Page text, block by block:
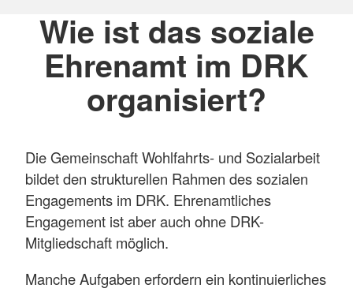
Wie ist das soziale
Ehrenamt im DRK
organisiert?
Die Gemeinschaft Wohlfahrts- und Sozialarbeit
bildet den strukturellen Rahmen des sozialen
Engagements im DRK. Ehrenamtliches
Engagement ist aber auch ohne DRK-
Mitgliedschaft möglich.
Manche Aufgaben erfordern ein kontinuierliches